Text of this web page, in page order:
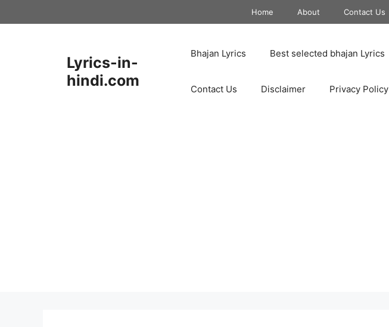
to
Home About Contact Us
Lyrics-in-
hindi.com
Bhajan Lyrics Best selected bhajan Lyrics
Contact Us Disclaimer Privacy Policy